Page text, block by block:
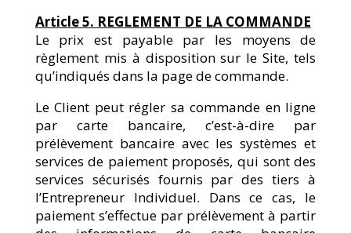
Article 5. REGLEMENT DE LA COMMANDE
Le prix est payable par les moyens de
règlement mis à disposition sur le Site, tels
qu’indiqués dans la page de commande.
Le Client peut régler sa commande en ligne
par carte bancaire, c’est-à-dire par
prélèvement bancaire avec les systèmes et
services de paiement proposés, qui sont des
services sécurisés fournis par des tiers à
l’Entrepreneur Individuel. Dans ce cas, le
paiement s’effectue par prélèvement à partir